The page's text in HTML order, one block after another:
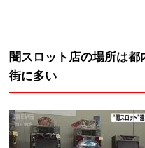
闇スロット店の場所は
街に多い